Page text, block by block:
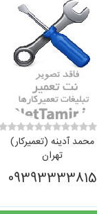
محمد آدینه (تعمیرکار)
تهران
09393333815